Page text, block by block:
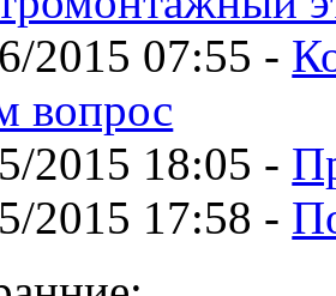
2015 07:55 -
вопрос
2015 18:05 -
2015 17:58 -